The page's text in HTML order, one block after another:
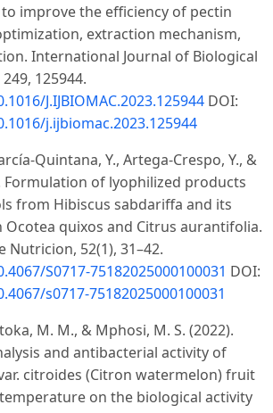
improve the efficiency of pectin
extraction mechanism,
International Journal of Biological
125944.
J.IJBIOMAC.2023.125944 DOI:
j.ijbiomac.2023.125944
Quintana, Y., Artega-Crespo, Y., &
Formulation of lyophilized products
from Hibiscus sabdariffa and its
quixos and Citrus aurantifolia.
Nutricion, 52(1), 31–42.
S0717-75182025000100031 DOI:
s0717-75182025000100031
M. M., & Mphosi, M. S. (2022).
and antibacterial activity of
citroides (Citron watermelon) fruit
on the biological activity